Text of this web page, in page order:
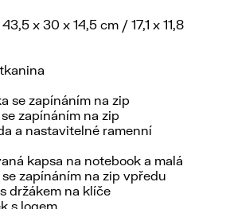
x 30 x 14,5 cm / 17,1 x 11,8
se zapínáním na zip
zapínáním na zip
a nastavitelné ramenní
kapsa na notebook a malá
zapínáním na zip vpředu
držákem na klíče
s logem